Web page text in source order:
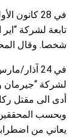
شخصا. وقال
لشركة “جيرمان
وبحسب
يعاني من